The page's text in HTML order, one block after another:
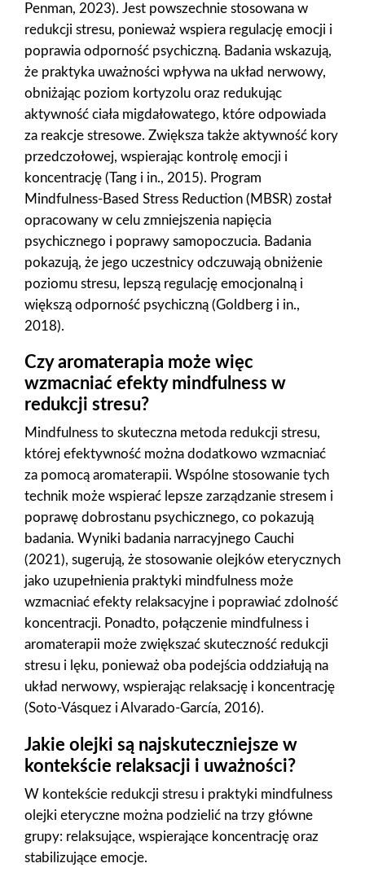
Penman, 2023). Jest powszechnie stosowana w
redukcji stresu, ponieważ wspiera regulację emocji i
poprawia odporność psychiczną. Badania wskazują,
że praktyka uważności wpływa na układ nerwowy,
obniżając poziom kortyzolu oraz redukując
aktywność ciała migdałowatego, które odpowiada
za reakcje stresowe. Zwiększa także aktywność kory
przedczołowej, wspierając kontrolę emocji i
koncentrację (Tang i in., 2015). Program
Mindfulness-Based Stress Reduction (MBSR) został
opracowany w celu zmniejszenia napięcia
psychicznego i poprawy samopoczucia. Badania
pokazują, że jego uczestnicy odczuwają obniżenie
poziomu stresu, lepszą regulację emocjonalną i
większą odporność psychiczną (Goldberg i in.,
2018).
Czy aromaterapia może więc
wzmacniać efekty mindfulness w
redukcji stresu?
Mindfulness to skuteczna metoda redukcji stresu,
której efektywność można dodatkowo wzmacniać
za pomocą aromaterapii. Wspólne stosowanie tych
technik może wspierać lepsze zarządzanie stresem i
poprawę dobrostanu psychicznego, co pokazują
badania. Wyniki badania narracyjnego Cauchi
(2021), sugerują, że stosowanie olejków eterycznych
jako uzupełnienia praktyki mindfulness może
wzmacniać efekty relaksacyjne i poprawiać zdolność
koncentracji. Ponadto, połączenie mindfulness i
aromaterapii może zwiększać skuteczność redukcji
stresu i lęku, ponieważ oba podejścia oddziałują na
układ nerwowy, wspierając relaksację i koncentrację
(Soto-Vásquez i Alvarado-García, 2016).
Jakie olejki są najskuteczniejsze w
kontekście relaksacji i uważności?
W kontekście redukcji stresu i praktyki mindfulness
olejki eteryczne można podzielić na trzy główne
grupy: relaksujące, wspierające koncentrację oraz
stabilizujące emocje.